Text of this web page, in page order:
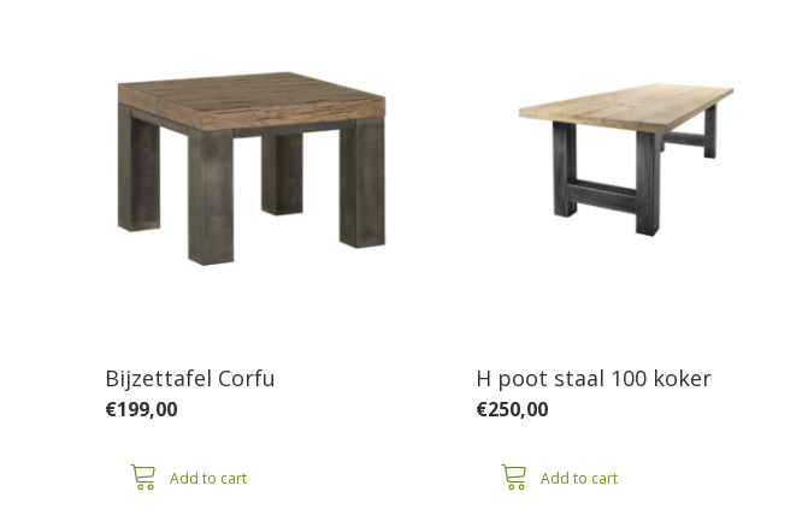
Bijzettafel Corfu
€199,00
Add to cart
H poot staal 100 koker
€250,00
Add to cart